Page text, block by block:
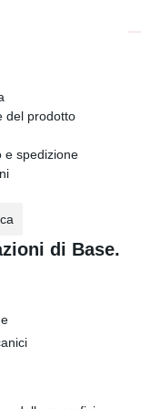
del prodotto
e spedizione
di Base.